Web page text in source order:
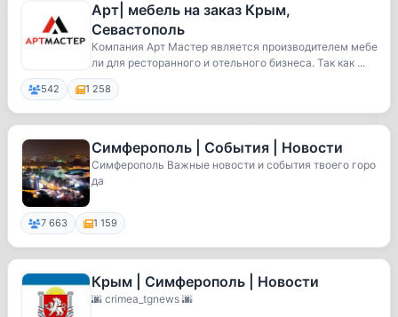
Арт| мебель на заказ Крым,
Севастополь
Компания Арт Мастер является производителем мебе
ли для ресторанного и отельного бизнеса. Так как ...
542 1 258
Симферополь | События | Новости
Симферополь Важные новости и события твоего горо
да
7 663 1 159
Крым | Симферополь | Новости
🌆 crimea_tgnews 🌆